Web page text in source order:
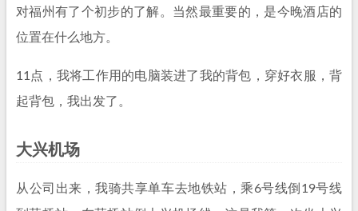
对福州有了个初步的了解。当然最重要的，是今晚酒店的
位置在什么地方。
11点，我将工作用的电脑装进了我的背包，穿好衣服，背
起背包，我出发了。
大兴机场
从公司出来，我骑共享单车去地铁站，乘6号线倒19号线